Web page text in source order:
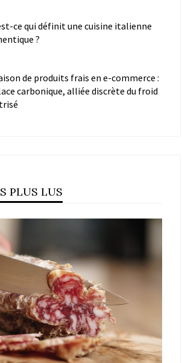
ce qui définit une cuisine italienne
?
de produits frais en e-commerce :
carbonique, alliée discrète du froid
PLUS LUS